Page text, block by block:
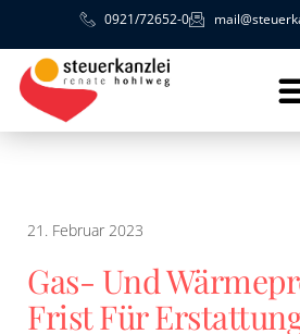
0921/72652-0
21. Februar 2023
Gas- Und
Frist Für